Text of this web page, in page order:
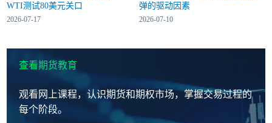
WTI测试80美元关口
2026-07-17
弹的驱动因素
2026-07-10
查看期货教育
观看网上课程，认识期货和期权市场，掌握交易过程的
每个阶段。